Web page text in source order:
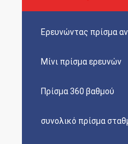
Ερευνώντας πρίσμα
Μίνι πρίσμα ερευνών
Πρίσμα 360 βαθμού
συνολικό πρίσμα